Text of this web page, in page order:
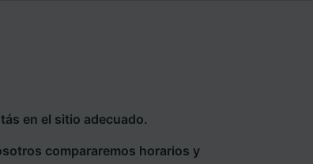
en el sitio adecuado.
compararemos horarios y